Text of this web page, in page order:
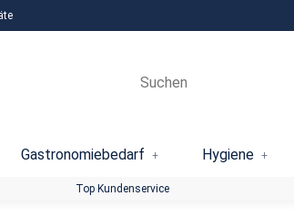
Gastronomiebedarf Hygiene
Top Kundenservice